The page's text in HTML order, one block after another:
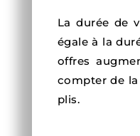
La durée de
égale à la
offres
compter de la
plis.